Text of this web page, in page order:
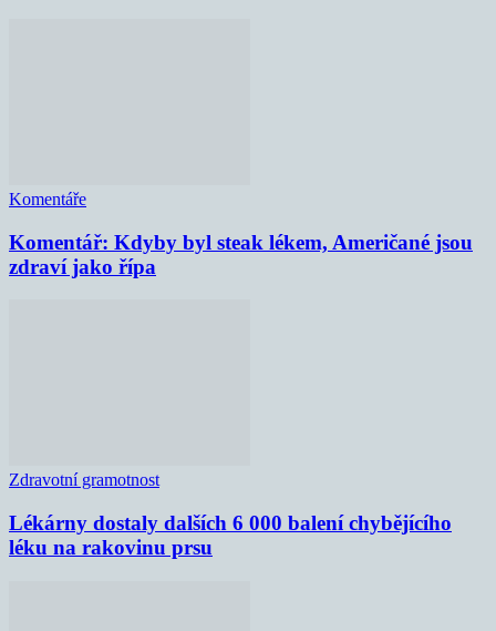
Komentáře
Komentář: Kdyby byl steak lékem, Američané jsou
zdraví jako řípa
Zdravotní gramotnost
Lékárny dostaly dalších 6 000 balení chybějícího
léku na rakovinu prsu